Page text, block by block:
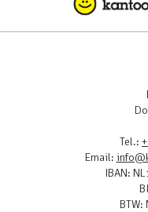
Tel.:
Email:
IBAN: